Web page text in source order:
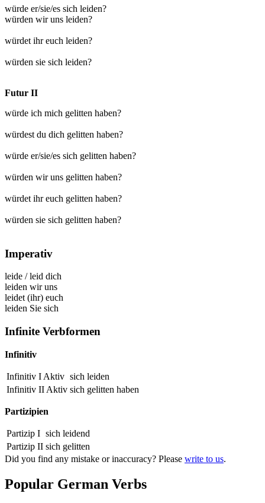
würde er/sie/es sich leiden?
würden wir uns leiden?
würdet ihr euch leiden?
würden sie sich leiden?
Futur II
würde ich mich gelitten haben?
würdest du dich gelitten haben?
würde er/sie/es sich gelitten haben?
würden wir uns gelitten haben?
würdet ihr euch gelitten haben?
würden sie sich gelitten haben?
Imperativ
leide /leid dich
leiden wir uns
leidet (ihr) euch
leiden Sie sich
Infinite Verbformen
Infinitiv
Infinitiv I Aktiv sich leiden
Infinitiv II Aktiv sich gelitten haben
Partizipien
Partizip I sich leidend
Partizip II sich gelitten
Did you find any mistake or inaccuracy? Please write to us.
Popular German Verbs